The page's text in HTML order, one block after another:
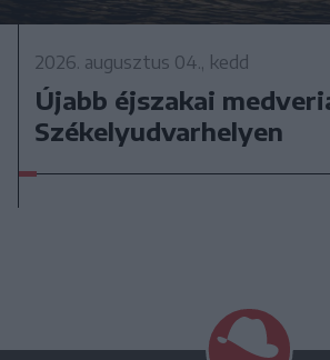
2026. augusztus 04., kedd
Újabb éjszakai
Székelyudvarhelyen